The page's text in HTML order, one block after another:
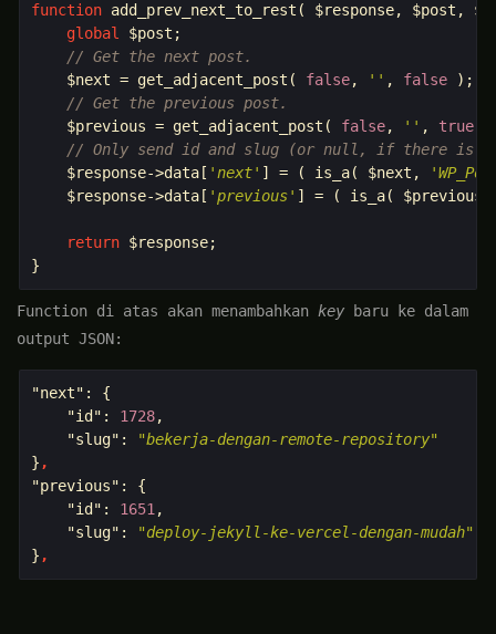
function add_prev_next_to_rest ( $response, $post ,
global
$post ;
// Get the next post.
$next = get_adjacent_post ( false, '' , false
);
// Get the previous post.
$previous = get_adjacent_post ( false, '' , true
// Only send id and slug (or null, if there is
$response->data [ 'next' ] = ( is_a( $next ,
$response->data [ 'previous' ] = ( is_a( $previous
return $response;
}
Function di atas akan menambahkan key baru ke dalam
output JSON:
"next" :
{
"id" : 1728,
"slug" :
"bekerja-dengan-remote-repository"
} ,
"previous" :
{
"id" : 1651 ,
"slug" :
"deploy-jekyll-ke-vercel-dengan-mudah"
} ,